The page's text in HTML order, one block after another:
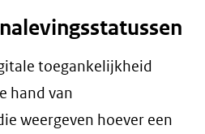
toegankelijkheid
hand van
weergeven hoever een